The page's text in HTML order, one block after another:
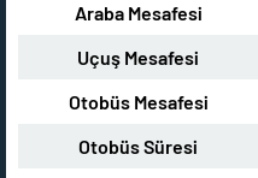
Araba Mesafesi
Uçuş Mesafesi
Otobüs Mesafesi
Otobüs Süresi